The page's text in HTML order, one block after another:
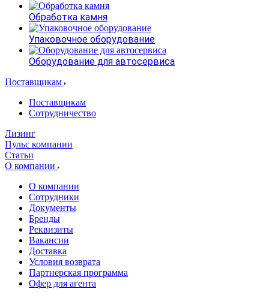
Обработка камня
Упаковочное оборудование
Оборудование для автосервиса
Поставщикам
Поставщикам
Сотрудничество
Лизинг
Пульс компании
Статьи
О компании
О компании
Сотрудники
Документы
Бренды
Реквизиты
Вакансии
Доставка
Условия возврата
Партнерская программа
Офер для агента